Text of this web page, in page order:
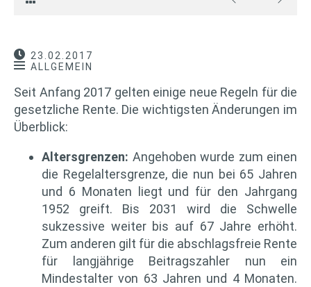
23.02.2017
ALLGEMEIN
Seit Anfang 2017 gelten einige neue Regeln für die
gesetzliche Rente. Die wichtigsten Änderungen im
Überblick:
Altersgrenzen: Angehoben wurde zum einen
die Regelaltersgrenze, die nun bei 65 Jahren
und 6 Monaten liegt und für den Jahrgang
1952 greift. Bis 2031 wird die Schwelle
sukzessive weiter bis auf 67 Jahre erhöht.
Zum anderen gilt für die abschlagsfreie Rente
für langjährige Beitragszahler nun ein
Mindestalter von 63 Jahren und 4 Monaten.